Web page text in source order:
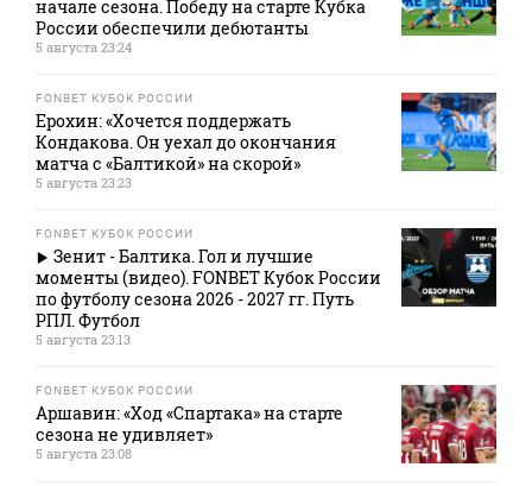
начале сезона. Победу на старте Кубка
России обеспечили дебютанты
5 августа 23:24
FONBET КУБОК РОССИИ
Ерохин: «Хочется поддержать
Кондакова. Он уехал до окончания
матча с «Балтикой» на скорой»
5 августа 23:23
FONBET КУБОК РОССИИ
Зенит - Балтика. Гол и лучшие
моменты (видео). FONBET Кубок России
по футболу сезона 2026 - 2027 гг. Путь
РПЛ. Футбол
5 августа 23:13
FONBET КУБОК РОССИИ
Аршавин: «Ход «Спартака» на старте
сезона не удивляет»
5 августа 23:08